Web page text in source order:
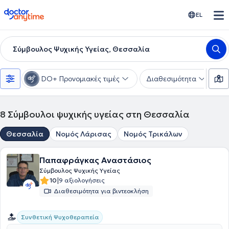
doctoranytime EL
Σύμβουλος Ψυχικής Υγείας, Θεσσαλία
DO+ Προνομιακές τιμές Διαθεσιμότητα
8 Σύμβουλοι ψυχικής υγείας στη Θεσσαλία
Θεσσαλία Νομός Λάρισας Νομός Τρικάλων
Παπαφράγκας Αναστάσιος
Σύμβουλος Ψυχικής Υγείας
10|9 αξιολογήσεις
Διαθεσιμότητα για βιντεοκλήση
Συνθετική Ψυχοθεραπεία